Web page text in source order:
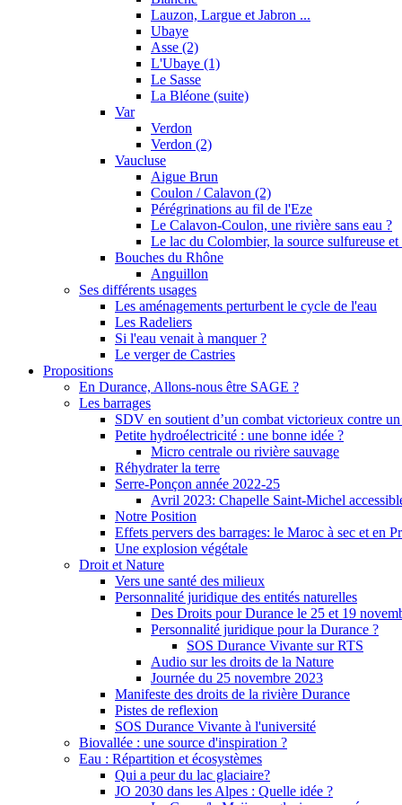
Lauzon, Largue et Jabron ...
Ubaye
Asse (2)
L'Ubaye (1)
Le Sasse
La Bléone (suite)
Var
Verdon
Verdon (2)
Vaucluse
Aigue Brun
Coulon / Calavon (2)
Pérégrinations au fil de l'Eze
Le Calavon-Coulon, une rivière sans eau ?
Le lac du Colombier, la source sulfureuse
Bouches du Rhône
Anguillon
Ses différents usages
Les aménagements perturbent le cycle de l'eau
Les Radeliers
Si l'eau venait à manquer ?
Le verger de Castries
Propositions
En Durance, Allons-nous être SAGE ?
Les barrages
SDV en soutient d’un combat victorieux contre un
Petite hydroélectricité : une bonne idée ?
Micro centrale ou rivière sauvage
Réhydrater la terre
Serre-Ponçon année 2022-25
Avril 2023: Chapelle Saint-Michel
Notre Position
Effets pervers des barrages: le Maroc à sec et en
Une explosion végétale
Droit et Nature
Vers une santé des milieux
Personnalité juridique des entités naturelles
Des Droits pour Durance le 25 et 19
Personnalité juridique pour la Durance ?
SOS Durance Vivante sur RTS
Audio sur les droits de la Nature
Journée du 25 novembre 2023
Manifeste des droits de la rivière Durance
Pistes de reflexion
SOS Durance Vivante à l'université
Biovallée : une source d'inspiration ?
Eau : Répartition et écosystèmes
Qui a peur du lac glaciaire?
JO 2030 dans les Alpes : Quelle idée ?